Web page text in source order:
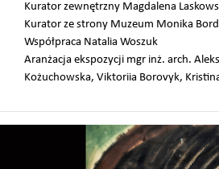
Kurator zewnętrzny Magdalena
Kurator ze strony Muzeum Monika
Współpraca Natalia Woszuk
Aranżacja ekspozycji mgr inż. arch.
Kożuchowska, Viktoriia Borovyk,